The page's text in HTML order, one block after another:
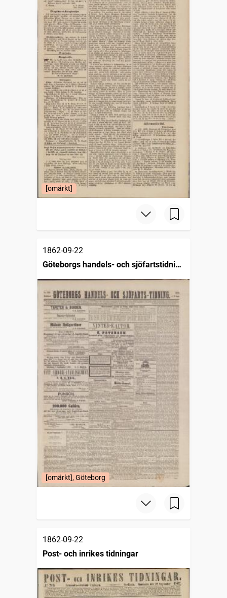
[omärkt]
1862-09-22
Göteborgs handels- och sjöfartstidning
[omärkt], Göteborg
1862-09-22
Post- och inrikes tidningar